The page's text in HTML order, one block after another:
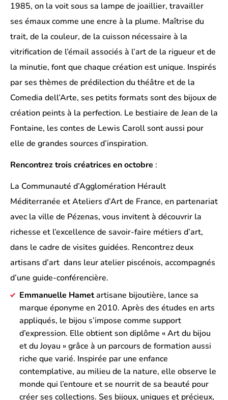
1985, on la voit sous sa lampe de joaillier, travailler
ses émaux comme une encre à la plume. Maîtrise du
trait, de la couleur, de la cuisson nécessaire à la
vitrification de l’émail associés à l’art de la rigueur et de
la minutie, font que chaque création est unique. Inspirés
par ses thèmes de prédilection du théâtre et de la
Comedia dell’Arte, ses petits formats sont des bijoux de
création peints à la perfection. Le bestiaire de Jean de la
Fontaine, les contes de Lewis Caroll sont aussi pour
elle de grandes sources d’inspiration.
Rencontrez trois créatrices en octobre :
La Communauté d’Agglomération Hérault
Méditerranée et Ateliers d’Art de France, en partenariat
avec la ville de Pézenas, vous invitent à découvrir la
richesse et l’excellence de savoir-faire métiers d’art,
dans le cadre de visites guidées. Rencontrez deux
artisans d’art dans leur atelier piscénois, accompagnés
d’une guide-conférencière.
Emmanuelle Hametartisane bijoutière, lance sa
marque éponyme en 2010. Après des études en arts
appliqués, le bijou s’impose comme support
d’expression. Elle obtient son diplôme « Art du bijou
et du Joyau » grâce à un parcours de formation aussi
riche que varié. Inspirée par une enfance
contemplative, au milieu de la nature, elle observe le
monde qui l’entoure et se nourrit de sa beauté pour
créer ses collections. Ses bijoux, uniques et précieux,